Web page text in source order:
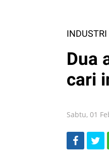
INDUSTRI
Dua
cari
Sabtu, 01